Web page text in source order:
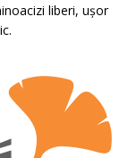
liberi, ușor